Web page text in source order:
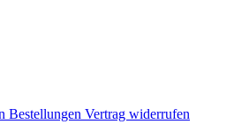
Bestellungen Vertrag widerrufen